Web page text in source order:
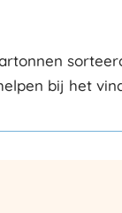
bij het